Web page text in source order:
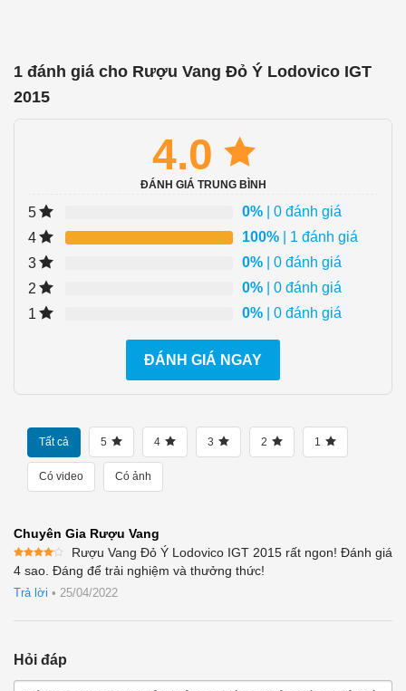
1 đánh giá cho Rượu Vang Đỏ Ý Lodovico IGT
2015
4.0
ĐÁNH GIÁ TRUNG BÌNH
5 0% | 0 đánh giá
4
100% | 1 đánh giá
3
0% | 0 đánh giá
2
0% | 0 đánh giá
1
0% | 0 đánh giá
ĐÁNH GIÁ NGAY
Tất cả 5 4 3 2 1
Có video Có ảnh
Chuyên Gia Rượu Vang
Được
xếp
hạng4
5 sao
Rượu Vang Đỏ Ý Lodovico IGT 2015 rất ngon! Đánh giá
4 sao. Đáng để trải nghiệm và thưởng thức!
Trả lời • 25/04/2022
Hỏi đáp